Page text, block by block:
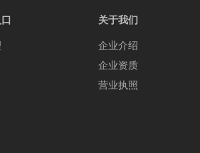
关于我们
企业介绍
企业资质
营业执照